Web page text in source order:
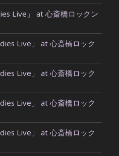
Live」 at 心斎橋ロックン
Live」 at 心斎橋ロック
Live」 at 心斎橋ロック
Live」 at 心斎橋ロック
Live」 at 心斎橋ロック